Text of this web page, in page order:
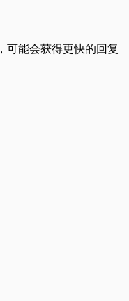
，可能会获得更快的回复